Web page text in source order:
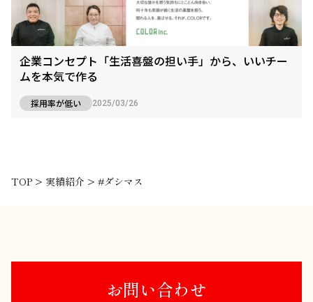
企業コンセプト「生活喜盤の担い手」から、いいチー
ムを本気で作る
採用率が低い 2025/03/26
TOP > 実績紹介 > #ダシマス
お問い合わせ